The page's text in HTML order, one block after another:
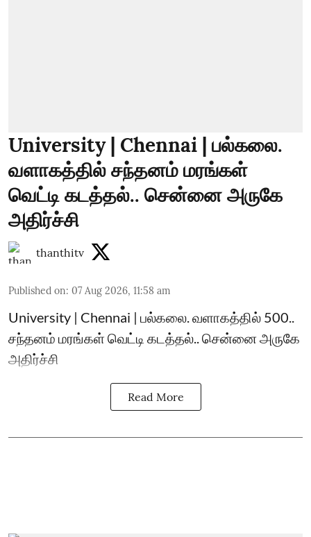
University | Chennai | பல்கலை.
வளாகத்தில் சந்தனம் மரங்கள்
வெட்டி கடத்தல்.. சென்னை அருகே
அதிர்ச்சி
thanthitv
Published on: 07 Aug 2026, 11:58 am
University | Chennai | பல்கலை. வளாகத்தில் 500..
சந்தனம் மரங்கள் வெட்டி கடத்தல்.. சென்னை அருகே
அதிர்ச்சி
Read More